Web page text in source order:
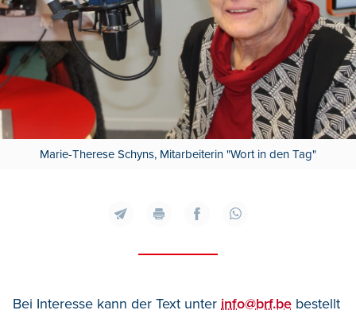
Marie-Therese Schyns, Mitarbeiterin "Wort in den Tag"
Bei Interesse kann der Text unter info@brf.be bestellt